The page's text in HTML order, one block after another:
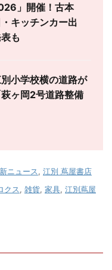
」開催！古本
キッチンカー出
も
別小学校横の道路が
ヶ岡2号道路整備
ニュース, 江別 蔦屋書店
クス, 雑貨, 家具, 江別蔦屋